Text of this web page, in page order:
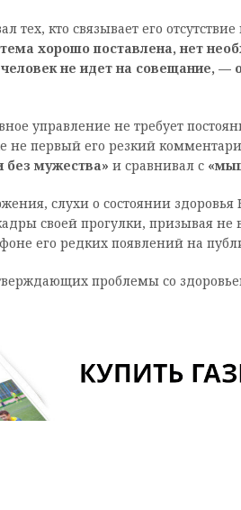
тех, кто связывает его
хорошо поставлена, нет
не идет на совещание, —
управление не требует
первый его резкий
без мужества» и сравнивал с
слухи о состоянии
своей прогулки, призывая
его редких появлений на
проблемы со